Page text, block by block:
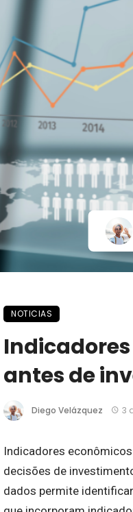
NOTICIAS
antes de
Diego Velázquez 3
Indicadores
decisões de
dados permite